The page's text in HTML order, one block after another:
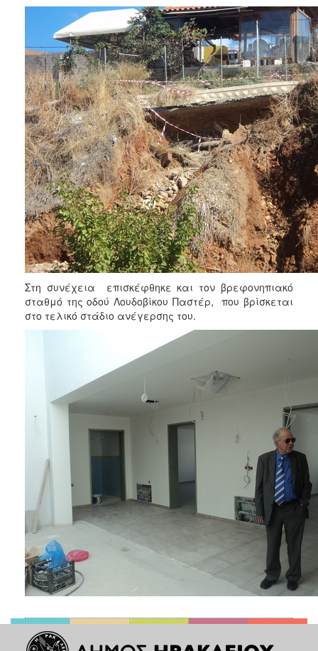
Στη συνέχεια επισκέφθηκε και τον βρεφονηπιακό
σταθμό της οδού Λουδοβίκου Παστέρ, που βρίσκεται
στο τελικό στάδιο ανέγερσης του.